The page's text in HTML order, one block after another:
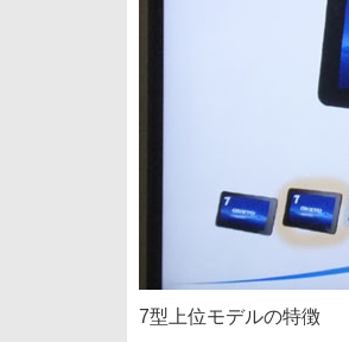
7型上位モデルの特徴